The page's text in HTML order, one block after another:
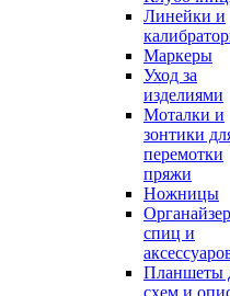
Линейки и
Маркеры
Уход за
изделиями
Моталки и
зонтики
перемотки
пряжи
Ножницы
спиц и
Планшеты
схем и